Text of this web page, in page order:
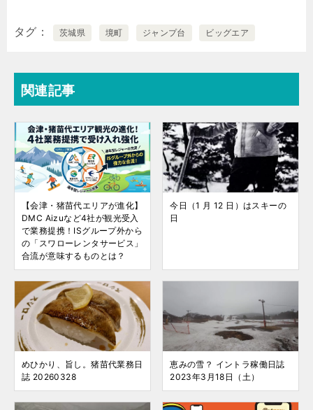
タグ 茨城県 境町 ジャンプ台 ビッグエア
関連記事
【会津・猪苗代エリアが進化】
DMC Aizuなど4社が観光受入
で業務提携！ISグループ外から
の「スワローレンタサービス」
合流が意味するものとは？
今日（1 月 12 日）はスキーの
日
めひかり、旨し。猪苗代業務日
誌 20260328
恵みの雪？ イントラ稼働日誌
2023年3月18日（土）